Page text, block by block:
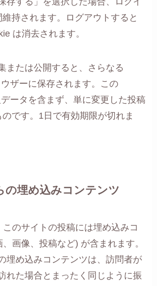
持されます。ログアウトすると
は消去されます。
または公開すると、さらなる
ザーに保存されます。この
ータを含まず、単に変更した投稿
です。1日で有効期限が切れま
の埋め込みコンテンツ
このサイトの投稿には埋め込みコ
画像、投稿など) が含まれます。
埋め込みコンテンツは、訪問者が
れた場合とまったく同じように振